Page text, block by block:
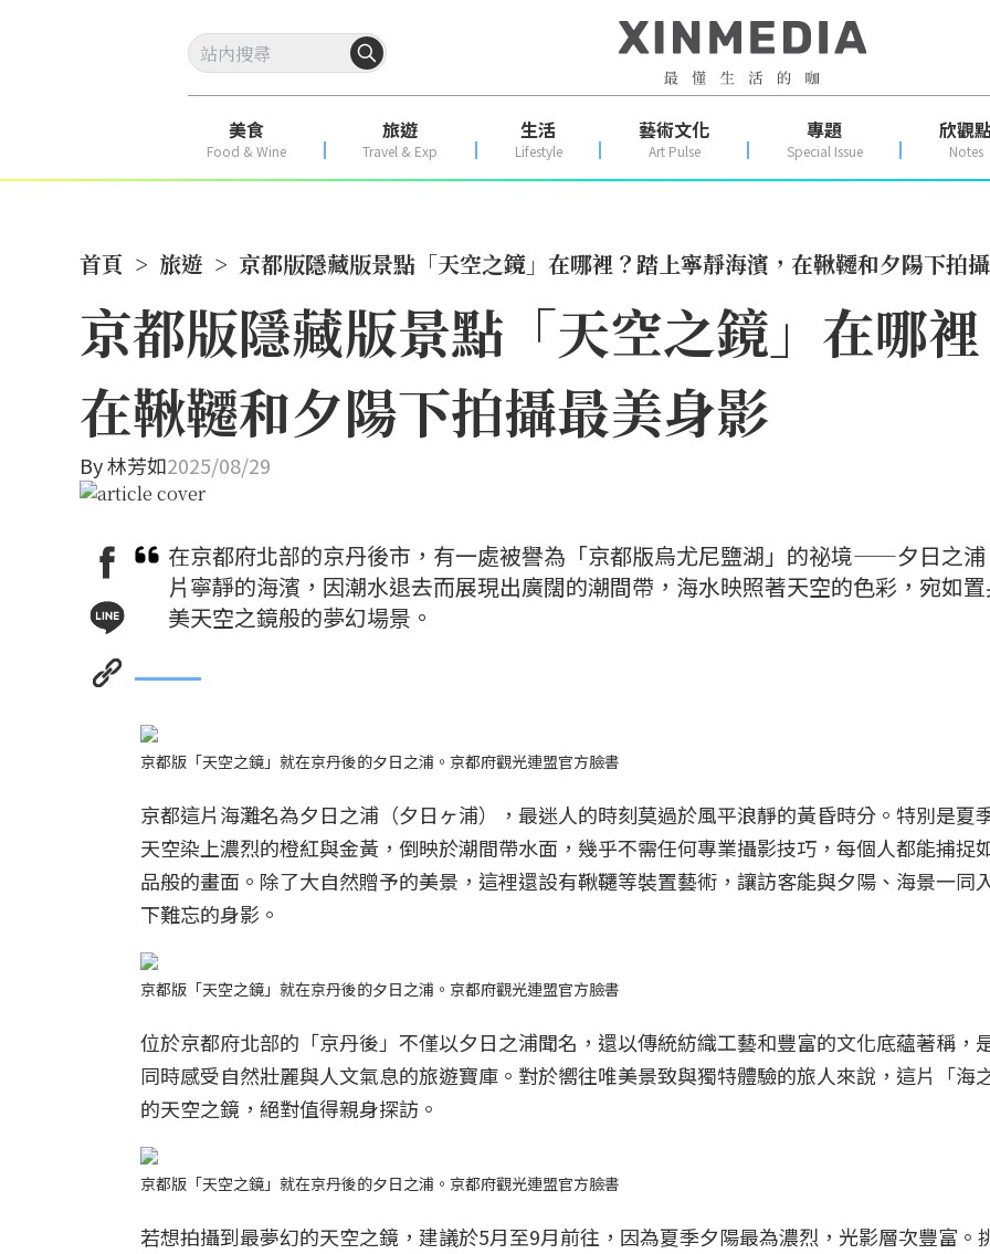
美食
Food & Wine
旅遊
Travel & Exp
生活
Lifestyle
藝術文化
Art Pulse
專題
Special Issue
欣觀
Notes
首頁 > 旅遊 > 京都版隱藏版景點「天空之鏡」在哪裡？踏上寧靜海濱，在鞦韆和夕陽下拍
京都版隱藏版景點「天空之鏡」在哪
在鞦韆和夕陽下拍攝最美身影
By林芳如2025/08/29
在京都府北部的京丹後市，有一處被譽為「京都版烏尤尼鹽湖」的祕境——夕日之
片寧靜的海濱，因潮水退去而展現出廣闊的潮間帶，海水映照著天空的色彩，宛如
美天空之鏡般的夢幻場景。
京都版「天空之鏡」就在京丹後的夕日之浦。京都府觀光連盟官方臉書
京都這片海灘名為夕日之浦（夕日ヶ浦），最迷人的時刻莫過於風平浪靜的黃昏時分。特別是夏
天空染上濃烈的橙紅與金黃，倒映於潮間帶水面，幾乎不需任何專業攝影技巧，每個人都能捕捉
品般的畫面。除了大自然贈予的美景，這裡還設有鞦韆等裝置藝術，讓訪客能與夕陽、海景一同
下難忘的身影。
京都版「天空之鏡」就在京丹後的夕日之浦。京都府觀光連盟官方臉書
位於京都府北部的「京丹後」不僅以夕日之浦聞名，還以傳統紡織工藝和豐富的文化底蘊著稱，
同時感受自然壯麗與人文氣息的旅遊寶庫。對於嚮往唯美景致與獨特體驗的旅人來說，這片「海
的天空之鏡，絕對值得親身探訪。
京都版「天空之鏡」就在京丹後的夕日之浦。京都府觀光連盟官方臉書
若想拍攝到最夢幻的天空之鏡，建議於5月至9月前往，因為夏季夕陽最為濃烈，光影層次豐富。